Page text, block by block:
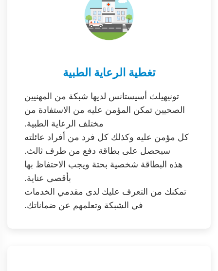
تغطية الرعاية الطبية
تونيهيلث أسيستانس لديها شبكة من المهنيين
الصحيين تمكن المؤمن عليه من الاستفادة من
مختلف الرعاية الطبية.
كل مؤمن عليه وكذلك كل فرد من أفراد عائلته
سيحصل على بطاقة دفع من طرف ثالث.
هذه البطاقة شخصية بحتة ويجب الاحتفاظ بها
بأقصى عناية.
تمكنك من التعرف عليك لدى مقدمي الخدمات
في الشبكة وتعلمهم عن ضماناتك.